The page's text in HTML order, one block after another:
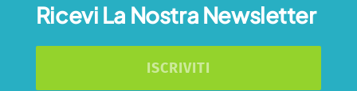
Ricevi La Nostra Newsletter
ISCRIVITI